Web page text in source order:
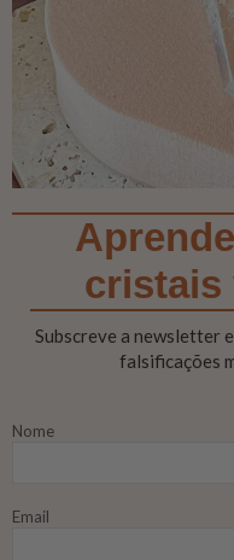
cristais
Subscreve a newsletter
falsificações
Nome
Email